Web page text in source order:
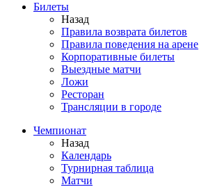
Билеты
Назад
Правила возврата билетов
Правила поведения на арене
Корпоративные билеты
Выездные матчи
Ложи
Ресторан
Трансляции в городе
Чемпионат
Назад
Календарь
Турнирная таблица
Матчи